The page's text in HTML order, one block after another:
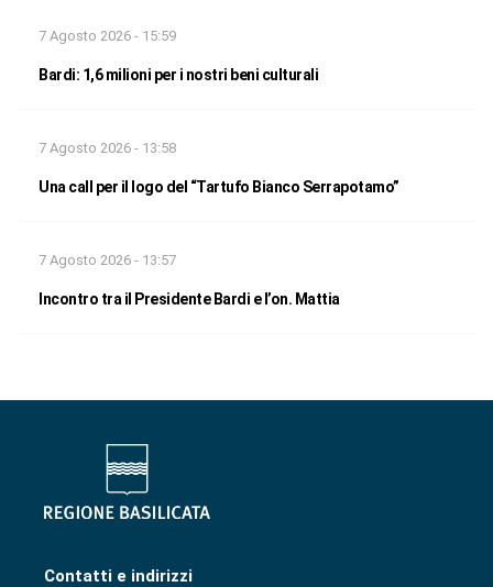
7 Agosto 2026 - 15:59
Bardi: 1,6 milioni per i nostri beni culturali
7 Agosto 2026 - 13:58
Una call per il logo del “Tartufo Bianco Serrapotamo”
7 Agosto 2026 - 13:57
Incontro tra il Presidente Bardi e l’on. Mattia
Contatti e indirizzi